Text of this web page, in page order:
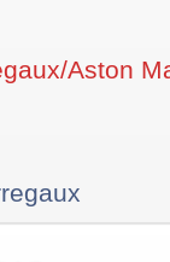
Aston